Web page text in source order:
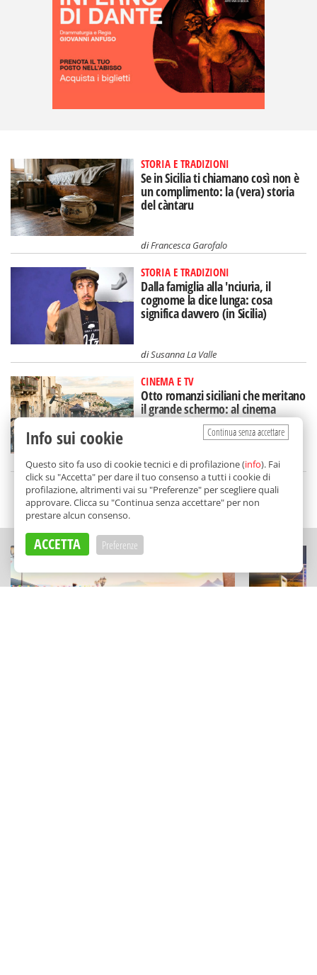
STORIA E TRADIZIONI
Se in Sicilia ti chiamano così non è
un complimento: la (vera) storia
del càntaru
diFrancesca Garofalo
STORIA E TRADIZIONI
Dalla famiglia alla 'nciuria, il
cognome la dice lunga: cosa
significa davvero (in Sicilia)
diSusanna La Valle
CINEMA E TV
Otto romanzi siciliani che meritano
il grande schermo: al cinema
un'Isola diversa
diTancredi Bua
SCELTO DA BALARM
Continua senza accettare
Info sui cookie
Questo sito fa uso di cookie tecnici e di profilazione (info). Fai
click su "Accetta" per dare il tuo consenso a tutti i cookie di
profilazione, altrimenti vai su "Preferenze" per scegliere quali
approvare. Clicca su "Continua senza accettare" per non
prestare alcun consenso.
ACCETTA Preferenze